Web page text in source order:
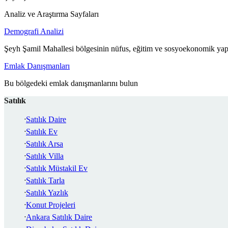
Analiz ve Araştırma Sayfaları
Demografi Analizi
Şeyh Şamil Mahallesi bölgesinin nüfus, eğitim ve sosyoekonomik
Emlak Danışmanları
Bu bölgedeki emlak danışmanlarını bulun
Satılık
Satılık Daire
Satılık Ev
Satılık Arsa
Satılık Villa
Satılık Müstakil Ev
Satılık Tarla
Satılık Yazlık
Konut Projeleri
Ankara Satılık Daire